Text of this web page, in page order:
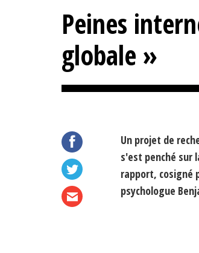
Peines
globale »
Un projet de
s'est penché sur
rapport, cosigné
psychologue